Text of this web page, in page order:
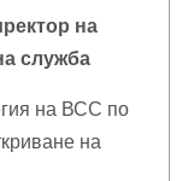
на
служба
на ВСС по
на